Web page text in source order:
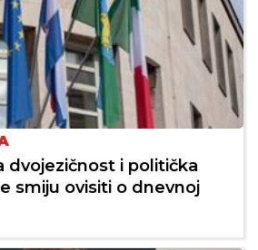
dvojezičnost i politička
smiju ovisiti o dnevnoj